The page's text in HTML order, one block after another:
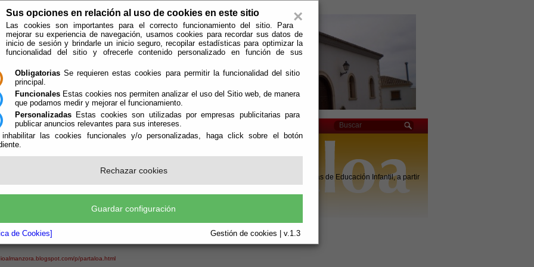
×
Sus opciones en relación al uso de cookies en este sitio
Las cookies son importantes para el correcto funcionamiento del sitio. Para
mejorar su experiencia de navegación, usamos cookies para recordar sus datos de
inicio de sesión y brindarle un inicio seguro, recopilar estadísticas para optimizar la
funcionalidad del sitio y ofrecerle contenido personalizado en función de sus
Obligatorias Se requieren estas cookies para permitir la funcionalidad del sitio
principal.
Funcionales Estas cookies nos permiten analizar el uso del Sitio web, de manera
que podamos medir y mejorar el funcionamiento.
Personalizadas Estas cookies son utilizadas por empresas publicitarias para
publicar anuncios relevantes para sus intereses.
las cookies funcionales y/o personalizadas, haga click sobre el botón
Rechazar cookies
Guardar configuración
de Cookies] Gestión de cookies | v.1.3
encuentra aquí:
de Partaloa se llama “C.P.R. MEDIO ALMANZORA”. Su oferta educativa está dirigida a alumnos/as de Educación Infantil, a partir
años, y de Educación Primaria.
MEDIA ALMANZORA
(Almería)
p/partaloa.html